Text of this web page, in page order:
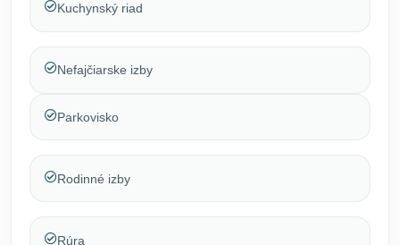
Kuchynský riad
Nefajčiarske izby
Parkovisko
Rodinné izby
Rúra